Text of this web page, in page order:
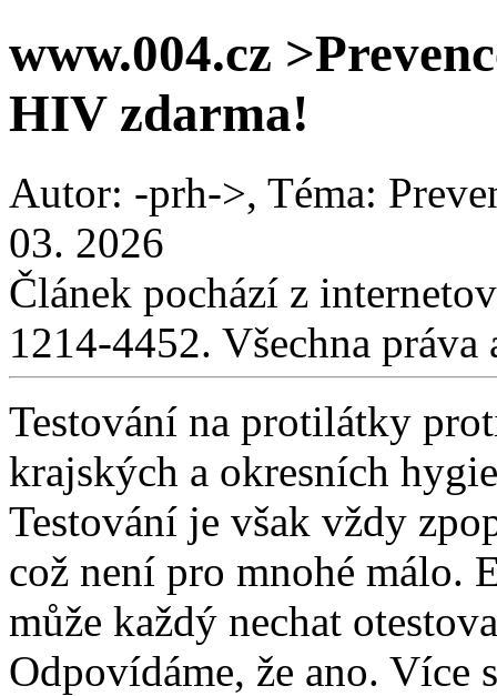
www.004.cz
HIV zdarma!
Autor: -prh->, Téma:
03. 2026
Článek pochází z
1214-4452. Všechna práva
Testování na protilátky
krajských a okresních
Testování je však vždy
což není pro mnohé málo.
může každý nechat
Odpovídáme, že ano. Více